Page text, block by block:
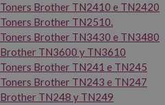
Toners Brother TN2410 e TN2420
Toners Brother TN2510.
Toners Brother TN3430 e TN3480
Brother TN3600 y TN3610
Toners Brother TN241 e TN245
Toners Brother TN243 e TN247
Brother TN248 y TN249